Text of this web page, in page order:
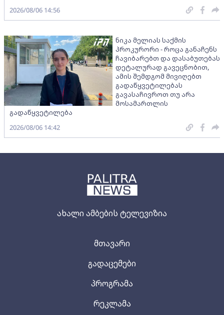
ახალი ამბების ტელევიზია
მთავარი
გადაცემები
პროგრამა
რეკლამა
2026/08/06 14:56
ნიკა მელიას საქმის
პროკურორი - როცა განაჩენს
ჩავიბარებთ და დასაბუთებას
დეტალურად გავეცნობით,
ამის შემდგომ მივიღებთ
გადაწყვეტილებას
გავასაჩივროთ თუ არა
მოსამართლის
გადაწყვეტილება
2026/08/06 14:42